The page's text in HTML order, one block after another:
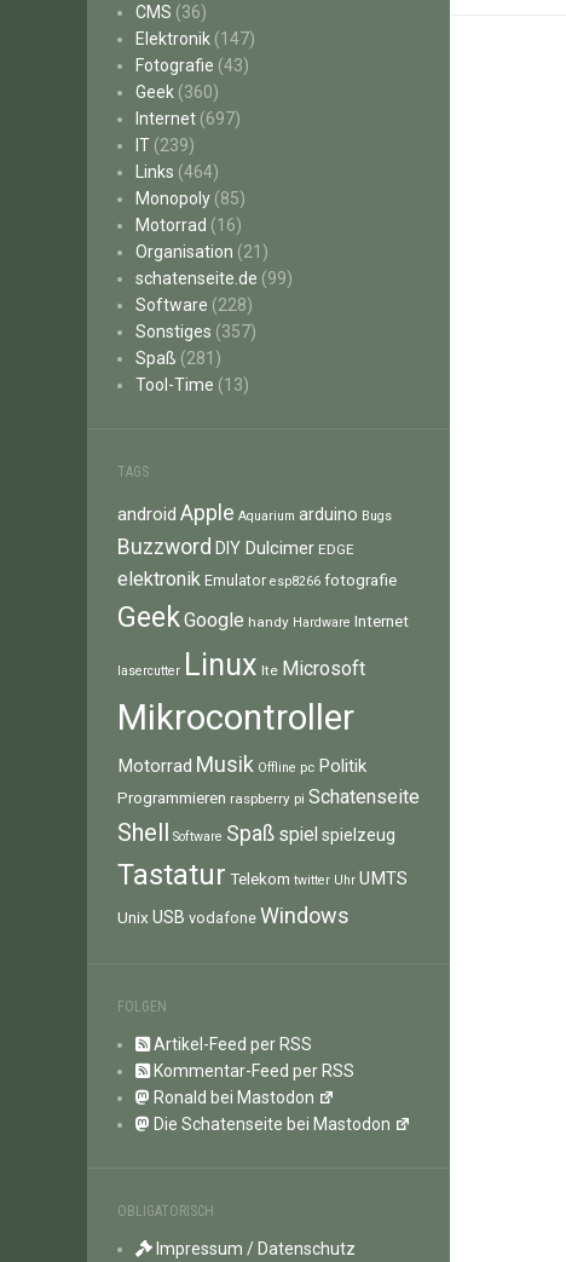
CMS (36)
Elektronik (147)
Fotografie (43)
Geek (360)
Internet (697)
IT (239)
Links (464)
Monopoly (85)
Motorrad (16)
Organisation (21)
schatenseite.de (99)
Software (228)
Sonstiges (357)
Spaß (281)
Tool-Time (13)
TAGS
android Apple Aquarium arduino Bugs
Buzzword DIY Dulcimer EDGE
elektronik Emulator esp8266 fotografie
GeekGoogle handy Hardware Internet
lasercutter Linux lte Microsoft
Mikrocontroller
Motorrad Musik Offline pc Politik
Programmieren raspberry pi Schatenseite
Shell Software Spaß spiel spielzeug
Tastatur Telekom twitter Uhr UMTS
Unix USB vodafone Windows
FOLGEN
Artikel-Feed per RSS
Kommentar-Feed per RSS
Ronald bei Mastodon
Die Schatenseite bei Mastodon
OBLIGATORISCH
Impressum / Datenschutz